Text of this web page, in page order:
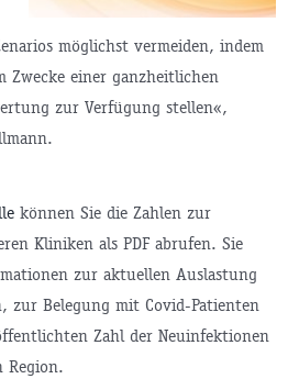
möglichst vermeiden, indem
Zwecke einer ganzheitlichen
zur Verfügung stellen«,
können Sie die Zahlen zur
Kliniken als PDF abrufen. Sie
zur aktuellen Auslastung
zur Belegung mit Covid-Patienten
Zahl der Neuinfektionen
Region.